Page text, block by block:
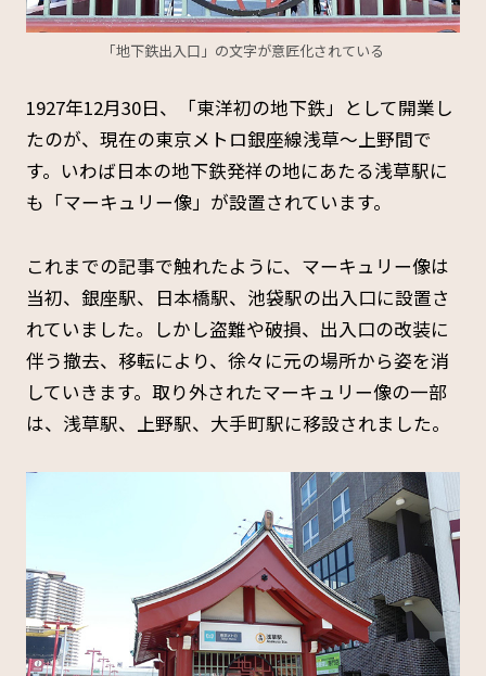
「地下鉄出入口」の文字が意匠化されている
1927年12月30日、「東洋初の地下鉄」として開業し
たのが、現在の東京メトロ銀座線浅草～上野間で
す。いわば日本の地下鉄発祥の地にあたる浅草駅に
も「マーキュリー像」が設置されています。
これまでの記事で触れたように、マーキュリー像は
当初、銀座駅、日本橋駅、池袋駅の出入口に設置さ
れていました。しかし盗難や破損、出入口の改装に
伴う撤去、移転により、徐々に元の場所から姿を消
していきます。取り外されたマーキュリー像の一部
は、浅草駅、上野駅、大手町駅に移設されました。